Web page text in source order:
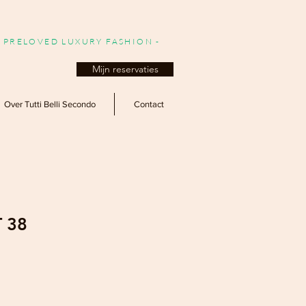
PRELOVED LUXURY FASHION -
Mijn reservaties
Over Tutti Belli Secondo Contact
38